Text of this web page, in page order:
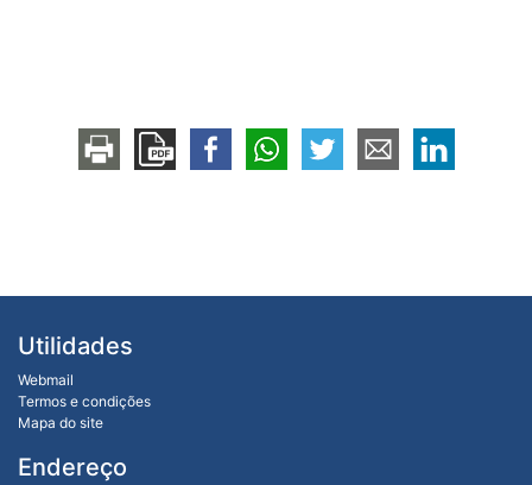
Utilidades
Webmail
Termos e condições
Mapa do site
Endereço